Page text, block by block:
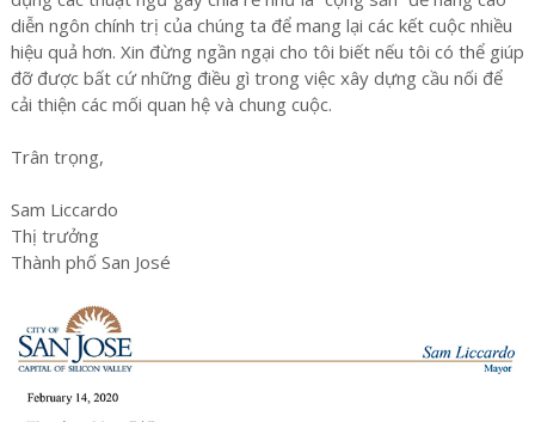
diễn ngôn chính trị của chúng ta để mang lại các kết cuộc nhiều
hiệu quả hơn. Xin đừng ngần ngại cho tôi biết nếu tôi có thể giúp
đỡ được bất cứ những điều gì trong việc xây dựng cầu nối để
cải thiện các mối quan hệ và chung cuộc.
Trân trọng,
Sam Liccardo
Thị trưởng
Thành phố San José